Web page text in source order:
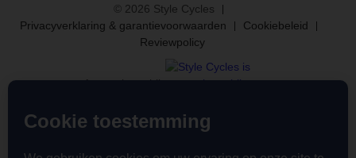
© 2026 Style Cycles
Privacyverklaring & garantievoorwaarden
Cookiebeleid
Reviewpolicy
Aangesloten bij